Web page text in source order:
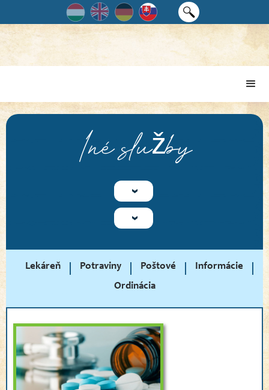
Iné služby
Lekáreň Potraviny Poštové
Informácie
Ordinácia